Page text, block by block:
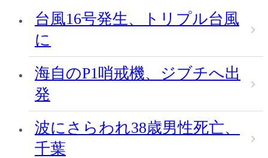
台風16号発生、トリプル台風
に
海自のP1哨戒機、ジブチへ出
発
波にさらわれ38歳男性死亡、
千葉